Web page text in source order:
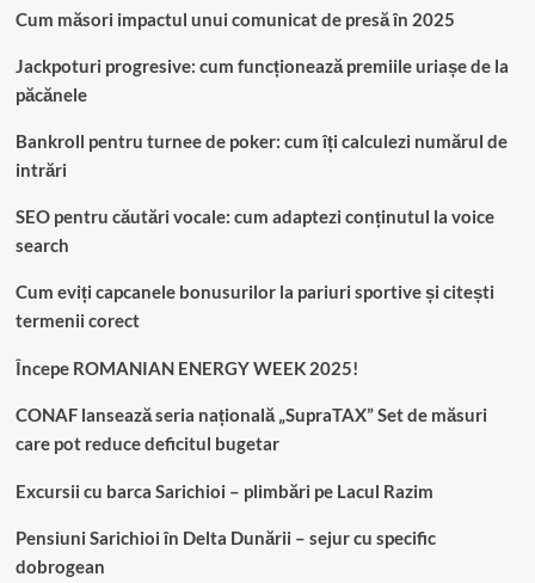
Cum măsori impactul unui comunicat de presă în 2025
Jackpoturi progresive: cum funcționează premiile uriașe de la
păcănele
Bankroll pentru turnee de poker: cum îți calculezi numărul de
intrări
SEO pentru căutări vocale: cum adaptezi conținutul la voice
search
Cum eviți capcanele bonusurilor la pariuri sportive și citești
termenii corect
Începe ROMANIAN ENERGY WEEK 2025!
CONAF lansează seria națională „SupraTAX” Set de măsuri
care pot reduce deficitul bugetar
Excursii cu barca Sarichioi – plimbări pe Lacul Razim
Pensiuni Sarichioi în Delta Dunării – sejur cu specific
dobrogean